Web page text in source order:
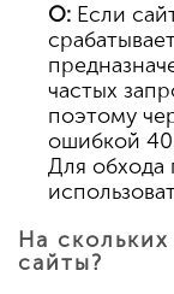
О: Если
частых
поэтому
ошибкой
Для
На
сайты?